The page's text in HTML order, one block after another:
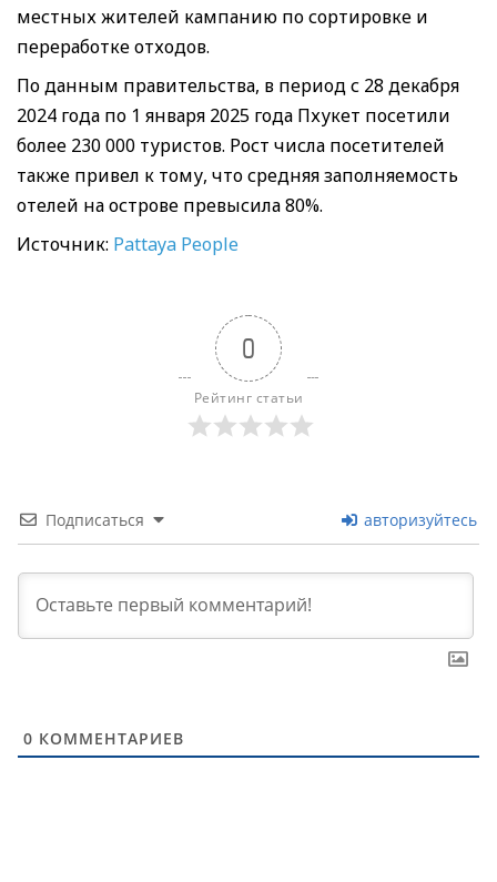
местных жителей кампанию по сортировке и
переработке отходов.
По данным правительства, в период с 28 декабря
2024 года по 1 января 2025 года Пхукет посетили
более 230 000 туристов. Рост числа посетителей
также привел к тому, что средняя заполняемость
отелей на острове превысила 80%.
Источник: Pattaya People
0
Рейтинг статьи
Подписаться авторизуйтесь
0 КОММЕНТАРИЕВ